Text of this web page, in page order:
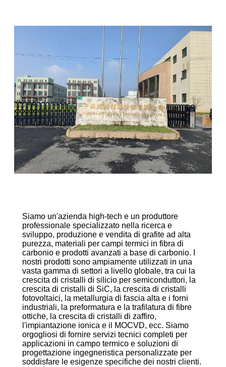
Siamo un'azienda high-tech e un produttore
professionale specializzato nella ricerca e
sviluppo, produzione e vendita di grafite ad alta
purezza, materiali per campi termici in fibra di
carbonio e prodotti avanzati a base di carbonio. I
nostri prodotti sono ampiamente utilizzati in una
vasta gamma di settori a livello globale, tra cui la
crescita di cristalli di silicio per semiconduttori, la
crescita di cristalli di SiC, la crescita di cristalli
fotovoltaici, la metallurgia di fascia alta e i forni
industriali, la preformatura e la trafilatura di fibre
ottiche, la crescita di cristalli di zaffiro,
l'impiantazione ionica e il MOCVD, ecc. Siamo
orgogliosi di fornire servizi tecnici completi per
applicazioni in campo termico e soluzioni di
progettazione ingegneristica personalizzate per
soddisfare le esigenze specifiche dei nostri clienti.